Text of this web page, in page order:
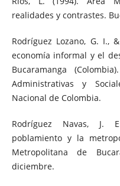
realidades y contrastes.
Rodríguez Lozano, G. I.,
economía informal y el
Bucaramanga
Administrativas y
Nacional de Colombia.
Rodríguez Navas, J.
poblamiento y la
Metropolitana de
diciembre.